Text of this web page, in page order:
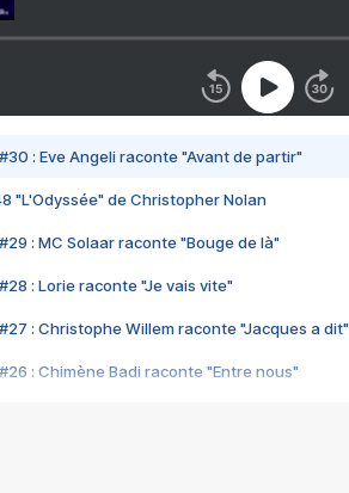
#30 : Eve Angeli raconte "Avant de partir"
"L'Odyssée" de Christopher Nolan
#29 : MC Solaar raconte "Bouge de là"
#28 : Lorie raconte "Je vais vite"
#27 : Christophe Willem raconte "Jacques a dit"
#26 : Chimène Badi raconte "Entre nous"